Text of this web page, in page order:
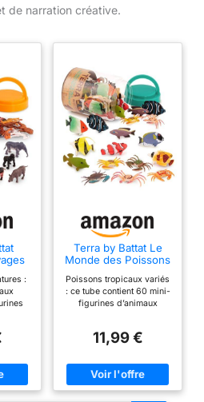
de narration créative.
:
en
d’un
:
Terra by Battat Le
Monde des Poissons
Figurines
Poissons tropicaux variés
: ce tube contient 60 mini-
figurines d’animaux
réalistes, pour inventer
l’océan, varier les histoires
et enrichir une collection
sur le thème marin. Tube
de rangement pratique :
11,99 €